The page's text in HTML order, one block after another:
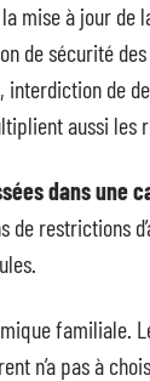
mise à jour de
de sécurité
interdiction de
aussi les
dans une
de restrictions
familiale.
n’a pas à